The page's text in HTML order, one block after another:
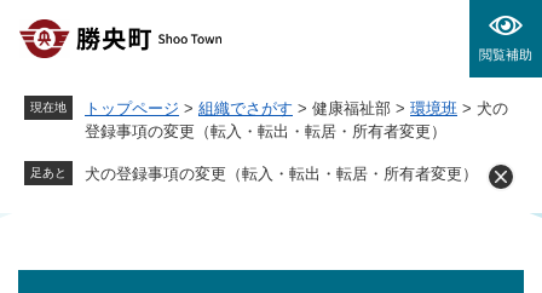
閲覧補助
現在地 トップページ > 組織でさがす > 健康福祉部 > 環境班 > 犬の
登録事項の変更（転入・転出・転居・所有者変更）
足あと 犬の登録事項の変更（転入・転出・転居・所有者変更）